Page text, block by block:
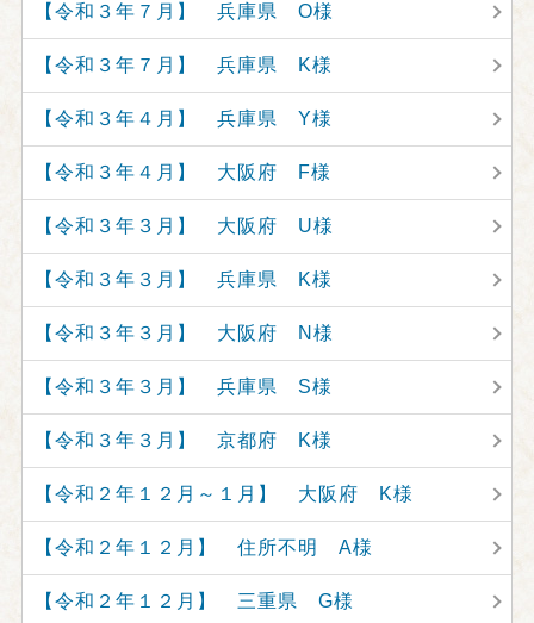
【令和３年７月】 兵庫県 O様
【令和３年７月】 兵庫県 K様
【令和３年４月】 兵庫県 Y様
【令和３年４月】 大阪府 F様
【令和３年３月】 大阪府 U様
【令和３年３月】 兵庫県 K様
【令和３年３月】 大阪府 N様
【令和３年３月】 兵庫県 S様
【令和３年３月】 京都府 K様
【令和２年１２月～１月】 大阪府 K様
【令和２年１２月】 住所不明 A様
【令和２年１２月】 三重県 G様